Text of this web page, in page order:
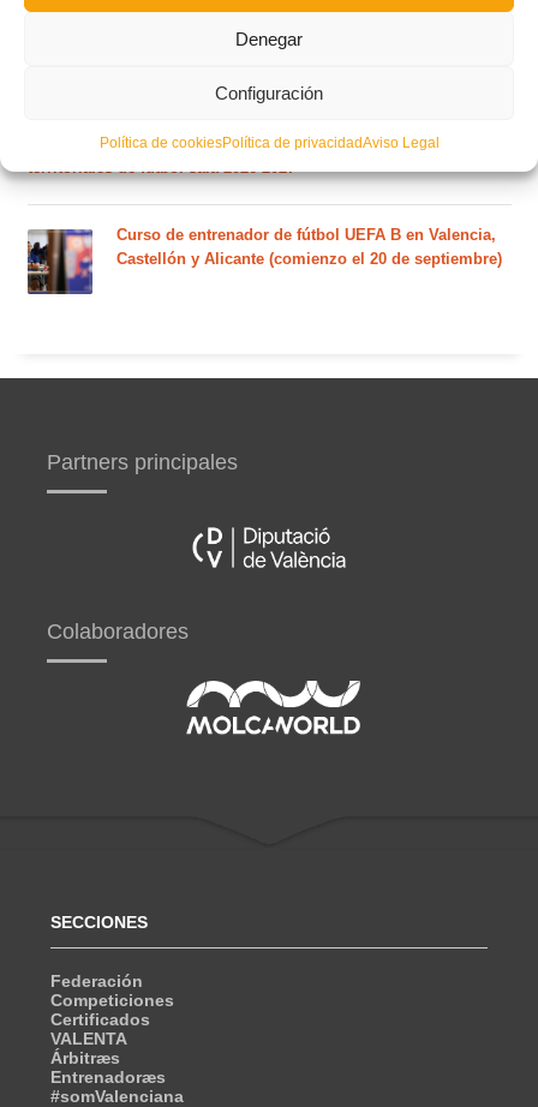
Denegar
Configuración
Política de cookiesPolítica de privacidadAviso Legal
Nuevo curso de Entrenador de fútbol Licencia UEFA
C que comenzará en noviembre 2026 (agotadas las
Circular nº. 5 – Normas generales de las competiciones
territoriales de fútbol sala 2026-2027
Curso de entrenador de fútbol UEFA B en Valencia,
Castellón y Alicante (comienzo el 20 de septiembre)
Partners principales
Colaboradores
SECCIONES
Federación
Competiciones
Certificados
VALENTA
Árbitræs
Entrenadoræs
#somValenciana